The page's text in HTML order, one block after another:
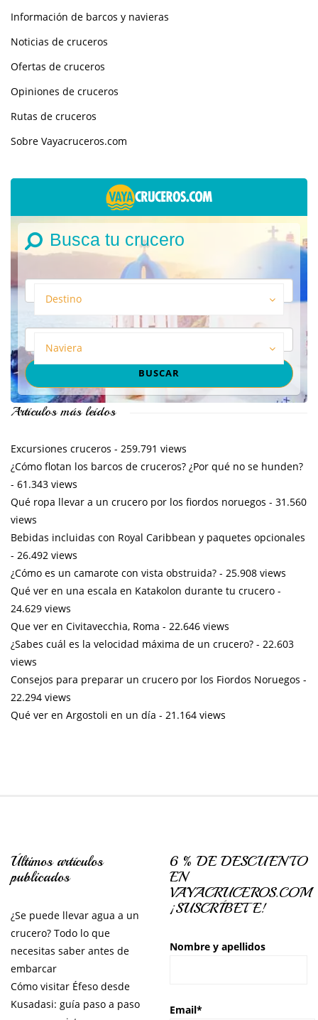
Información de barcos y navieras
Noticias de cruceros
Ofertas de cruceros
Opiniones de cruceros
Rutas de cruceros
Sobre Vayacruceros.com
Busca tu crucero
Destino
Naviera
Artículos más leídos
Excursiones cruceros - 259.791 views
¿Cómo flotan los barcos de cruceros? ¿Por qué no se hunden?
- 61.343 views
Qué ropa llevar a un crucero por los fiordos noruegos - 31.560
views
Bebidas incluidas con Royal Caribbean y paquetes opcionales
- 26.492 views
¿Cómo es un camarote con vista obstruida? - 25.908 views
Qué ver en una escala en Katakolon durante tu crucero -
24.629 views
Que ver en Civitavecchia, Roma - 22.646 views
¿Sabes cuál es la velocidad máxima de un crucero? - 22.603
views
Consejos para preparar un crucero por los Fiordos Noruegos -
22.294 views
Qué ver en Argostoli en un día - 21.164 views
Últimos artículos
publicados
¿Se puede llevar agua a un
crucero? Todo lo que
necesitas saber antes de
embarcar
Cómo visitar Éfeso desde
Kusadasi: guía paso a paso
6 % DE DESCUENTO
EN
VAYACRUCEROS.COM
¡SUSCRÍBETE!
Nombre y apellidos
Email*